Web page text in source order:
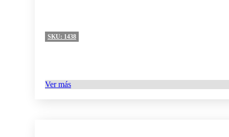
SKU: 1438
Ver más